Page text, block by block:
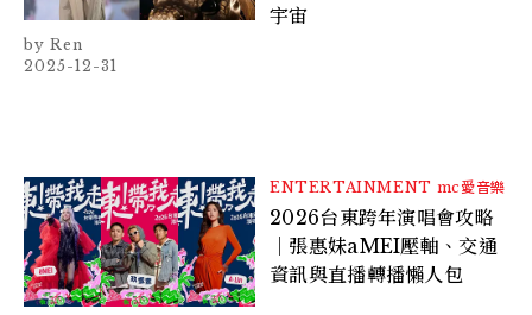
宇宙
Ren
2025-12-31
ENTERTAINMENT mc愛音樂
2026台東跨年演唱會攻略
｜張惠妹aMEI壓軸、交通
資訊與直播轉播懶人包